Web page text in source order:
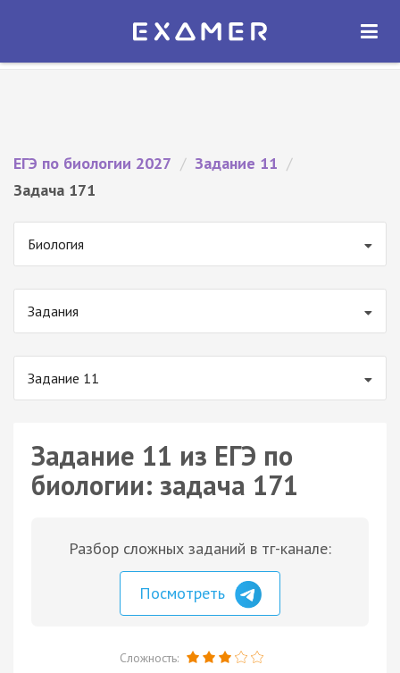
Экзамер — ЕГЭ 2027
ОТКРЫТЬ
ЕГЭ по биологии 2027 / Задание 11 /
Задача 171
Биология
Задания
Задание 11
Задание 11 из ЕГЭ по
биологии: задача 171
Разбор сложных заданий в тг-канале:
Посмотреть
Сложность: